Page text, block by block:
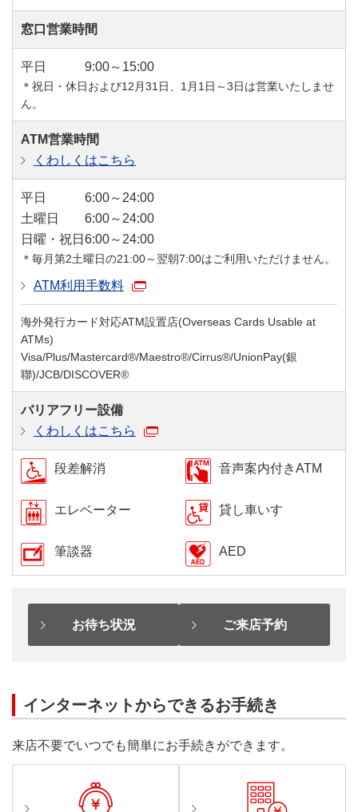
窓口営業時間
平日 9:00～15:00
＊祝日・休日および12月31日、1月1日～3日は営業いたしませ
ん。
ATM営業時間
くわしくはこちら
平日
6:00～24:00
土曜日
6:00～24:00
日曜・祝日 6:00～24:00
＊毎月第2土曜日の21:00～翌朝7:00はご利用いただけません。
ATM利用手数料
海外発行カード対応ATM設置店(Overseas Cards Usable at
ATMs)
Visa/Plus/Mastercard®/Maestro®/Cirrus®/UnionPay(銀
聯)/JCB/DISCOVER®
バリアフリー設備
くわしくはこちら
段差解消 音声案内付きATM
エレベーター 貸し車いす
筆談器 AED
お待ち状況 ご来店予約
インターネットからできるお手続き
来店不要でいつでも簡単にお手続きができます。